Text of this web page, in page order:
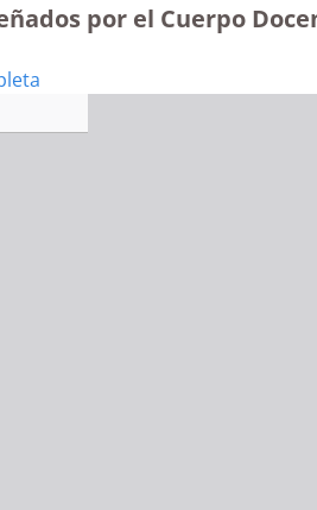
por el Cuerpo